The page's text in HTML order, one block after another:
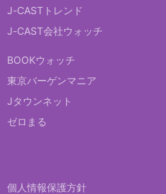
J-CASTトレンド
J-CAST会社ウォッチ
BOOKウォッチ
東京バーゲンマニア
Jタウンネット
ゼロまる
個人情報保護方針